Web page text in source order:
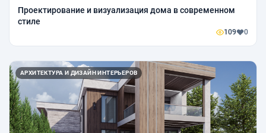
Проектирование и визуализация дома в современном
стиле
109 0
АРХИТЕКТУРА И ДИЗАЙН ИНТЕРЬЕРОВ